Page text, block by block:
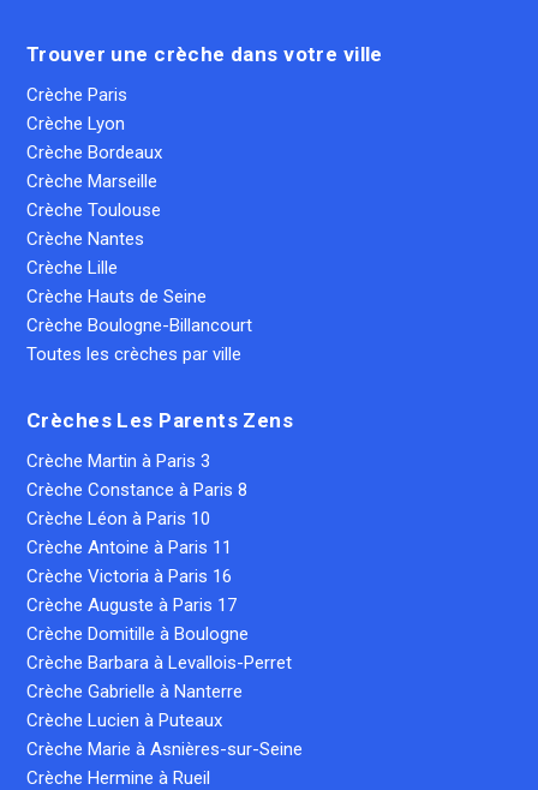
Trouver une crèche dans votre ville
Crèche Paris
Crèche Lyon
Crèche Bordeaux
Crèche Marseille
Crèche Toulouse
Crèche Nantes
Crèche Lille
Crèche Hauts de Seine
Crèche Boulogne-Billancourt
Toutes les crèches par ville
Crèches Les Parents Zens
Crèche Martin à Paris 3
Crèche Constance à Paris 8
Crèche Léon à Paris 10
Crèche Antoine à Paris 11
Crèche Victoria à Paris 16
Crèche Auguste à Paris 17
Crèche Domitille à Boulogne
Crèche Barbara à Levallois-Perret
Crèche Gabrielle à Nanterre
Crèche Lucien à Puteaux
Crèche Marie à Asnières-sur-Seine
Crèche Hermine à Rueil